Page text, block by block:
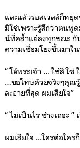
และแล้วรอสเวลล์ก็หยุ
มิใช่เพราะรู้สึกว่าตนพู
น์ที่คล้ำแย่ลงทุกขณะ กั
ความเชื่อมโยงขึ้นมาใ
“ โอ้พระเจ้า … ใช่สิ ใ
…ขอโทษด้วยจริงๆคุณ
ละอายที่สุด ผมเสียใจ”
“ ไม่เป็นไร ช่างเถอะ
ผมเสียใจ ...ใครต่อใค